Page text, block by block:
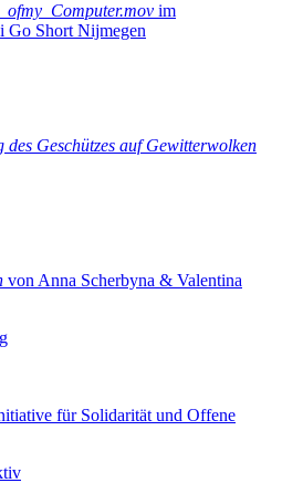
im
Go Short Nijmegen
des Geschützes auf Gewitterwolken
von Anna Scherbyna & Valentina
für Solidarität und Offene